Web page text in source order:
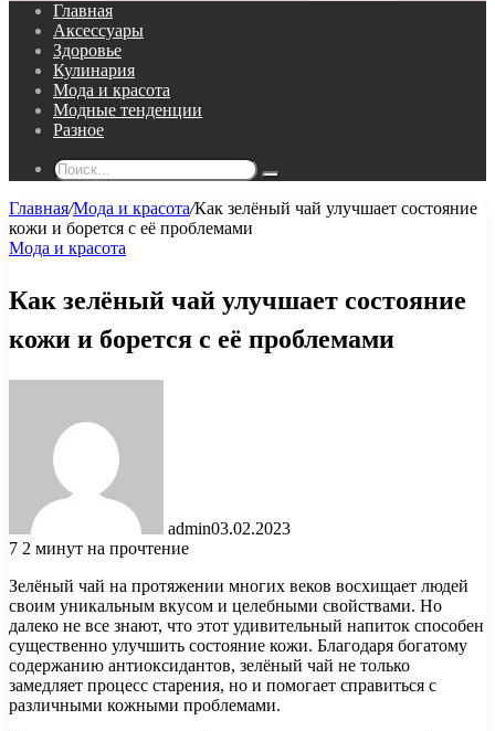
Главная
Аксессуары
Здоровье
Кулинария
Мода и красота
Модные тенденции
Разное
Поиск...
Главная/Мода и красота/Как зелёный чай улучшает состояние
кожи и борется с её проблемами
Мода и красота
Как зелёный чай улучшает состояние
кожи и борется с её проблемами
admin03.02.2023
7 2 минут на прочтение
Зелёный чай на протяжении многих веков восхищает людей
своим уникальным вкусом и целебными свойствами. Но
далеко не все знают, что этот удивительный напиток способен
существенно улучшить состояние кожи. Благодаря богатому
содержанию антиоксидантов, зелёный чай не только
замедляет процесс старения, но и помогает справиться с
различными кожными проблемами.